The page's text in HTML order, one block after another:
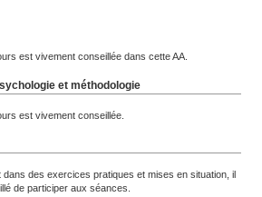
est vivement conseillée dans cette AA.
et méthodologie
est vivement conseillée.
des exercices pratiques et mises en situation, il
de participer aux séances.